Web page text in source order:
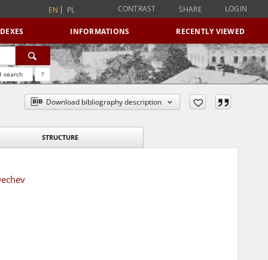
EN PL CONTRAST SHARE LOGIN
INFORMATIONS RECENTLY VIEWED
search ?
Download bibliography description
STRUCTURE